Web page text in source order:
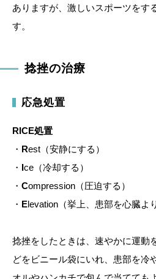
ありますが、激しいスポーツをす
す。
捻挫の治療
応急処置
RICE処置
・ Rest（安静にする）
・ Ice（冷却する）
・ Compression（圧迫する）
・ Elevation（挙上、患部を心臓よ
捻挫をしたときは、速やかに運動
どをビニール袋にいれ、患部を冷